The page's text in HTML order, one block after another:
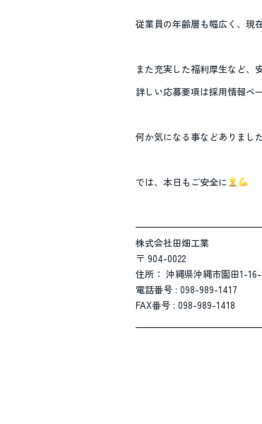
従業員の年齢層も幅広く、現
また充実した福利厚生など、
詳しい応募要項は採用情報ペ
何か気になる事などありま
では、本日もご安全に
株式会社田畑工業
〒 904-0022
住所： 沖縄県沖縄市園田1-
電話番号 : 098-989-1417
FAX番号 : 098-989-1418